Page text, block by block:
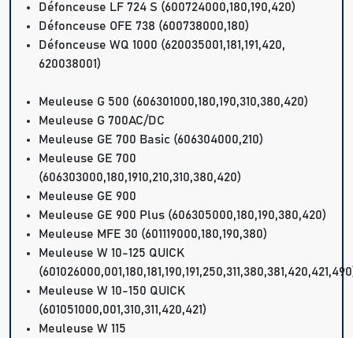
Défonceuse LF 724 S (600724000,180,190,420)
Défonceuse OFE 738 (600738000,180)
Défonceuse WQ 1000 (620035001,181,191,420,
620038001)
Meuleuse G 500 (606301000,180,190,310,380,420)
Meuleuse G 700AC/DC
Meuleuse GE 700 Basic (606304000,210)
Meuleuse GE 700
(606303000,180,1910,210,310,380,420)
Meuleuse GE 900
Meuleuse GE 900 Plus (606305000,180,190,380,420)
Meuleuse MFE 30 (601119000,180,190,380)
Meuleuse W 10-125 QUICK
Meuleuse W 10-150 QUICK
(601051000,001,310,311,420,421)
Meuleuse W 115